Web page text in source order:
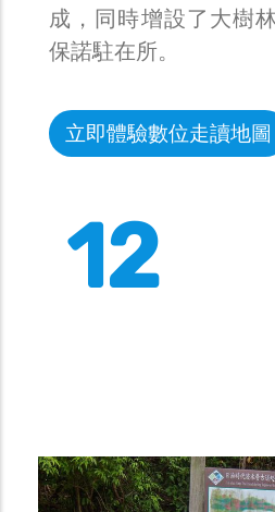
成，同時增設了大樹
保諾駐在所。
立即體驗數位走讀地圖
12